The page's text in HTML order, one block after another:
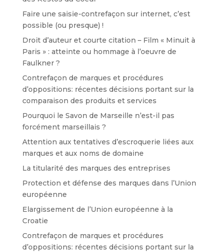
Faire une saisie-contrefaçon sur internet, c’est
possible (ou presque) !
Droit d’auteur et courte citation – Film « Minuit à
Paris » : atteinte ou hommage à l’oeuvre de
Faulkner ?
Contrefaçon de marques et procédures
d’oppositions: récentes décisions portant sur la
comparaison des produits et services
Pourquoi le Savon de Marseille n’est-il pas
forcément marseillais ?
Attention aux tentatives d’escroquerie liées aux
marques et aux noms de domaine
La titularité des marques des entreprises
Protection et défense des marques dans l’Union
européenne
Elargissement de l’Union européenne à la
Croatie
Contrefaçon de marques et procédures
d’oppositions: récentes décisions portant sur la